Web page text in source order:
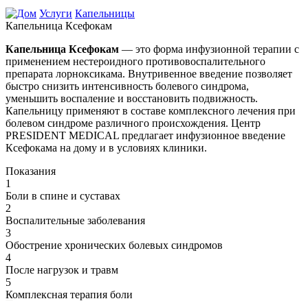
Услуги Капельницы
Капельница Ксефокам
Капельница Ксефокам — это форма инфузионной терапии с
применением нестероидного противовоспалительного
препарата лорноксикама. Внутривенное введение позволяет
быстро снизить интенсивность болевого синдрома,
уменьшить воспаление и восстановить подвижность.
Капельницу применяют в составе комплексного лечения при
болевом синдроме различного происхождения. Центр
PRESIDENT MEDICAL предлагает инфузионное введение
Ксефокама на дому и в условиях клиники.
Показания
1
Боли в спине и суставах
2
Воспалительные заболевания
3
Обострение хронических болевых синдромов
4
После нагрузок и травм
5
Комплексная терапия боли